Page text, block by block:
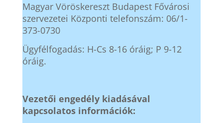
Magyar Vöröskereszt Budapest Fővárosi
szervezetei Központi telefonszám: 06/1-
373-0730
Ügyfélfogadás: H-Cs 8-16 óráig; P 9-12
óráig.
Vezetői engedély kiadásával
kapcsolatos információk: